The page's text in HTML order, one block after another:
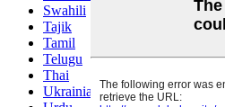
Swahili
Tajik
Tamil
Telugu
Thai
Ukrainian